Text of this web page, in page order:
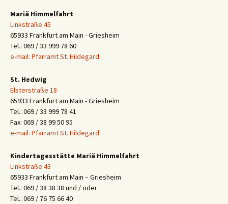
Mariä Himmelfahrt
Linkstraße 45
65933 Frankfurt am Main - Griesheim
Tel.: 069 / 33 999 78 60
e-mail: Pfarramt St. Hildegard
St. Hedwig
Elsterstraße 18
65933 Frankfurt am Main - Griesheim
Tel.: 069 / 33 999 78 41
Fax: 069 / 38 99 50 95
e-mail: Pfarramt St. Hildegard
Kindertagesstätte Mariä Himmelfahrt
Linkstraße 43
65933 Frankfurt am Main – Griesheim
Tel.: 069 / 38 38 38 und / oder
Tel.: 069 / 76 75 66 40